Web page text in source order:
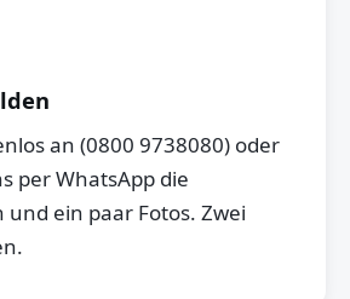
an (0800 9738080) oder
per WhatsApp die
ein paar Fotos. Zwei